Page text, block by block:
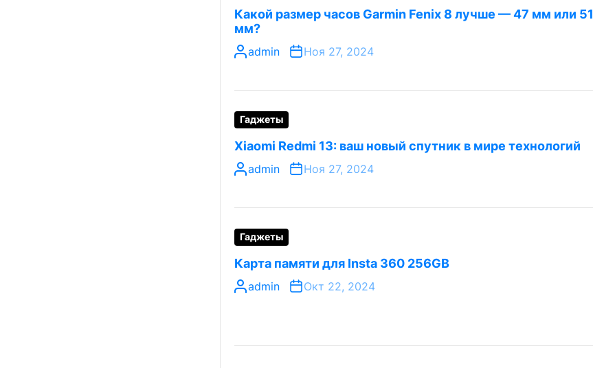
Какой размер часов Garmin Fenix 8 лучше — 47 мм или 51
мм?
admin Ноя 27, 2024
Гаджеты
Xiaomi Redmi 13: ваш новый спутник в мире технологий
admin Ноя 27, 2024
Гаджеты
Карта памяти для Insta 360 256GB
admin Окт 22, 2024